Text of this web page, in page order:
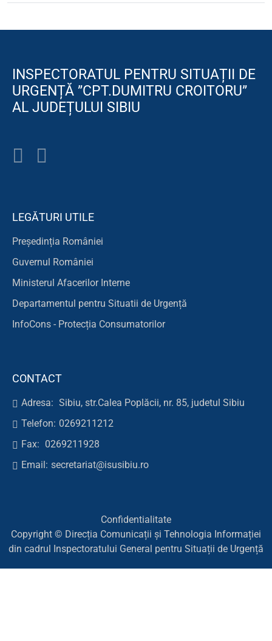
INSPECTORATUL PENTRU SITUAȚII DE
URGENȚĂ ”CPT.DUMITRU CROITORU”
AL JUDEȚULUI SIBIU
LEGĂTURI UTILE
Președinția României
Guvernul României
Ministerul Afacerilor Interne
Departamentul pentru Situatii de Urgență
InfoCons - Protecția Consumatorilor
CONTACT
Adresa: Sibiu, str.Calea Poplăcii, nr. 85, judetul Sibiu
Telefon: 0269211212
Fax: 0269211928
Email: secretariat@isusibiu.ro
Confidentialitate
Copyright © Direcția Comunicații și Tehnologia Informației
din cadrul Inspectoratului General pentru Situații de Urgență